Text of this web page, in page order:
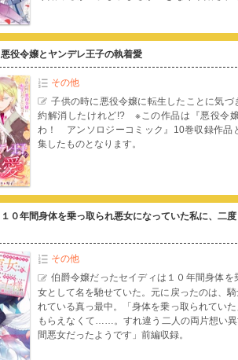
悪役令嬢とヤンデレ王子の執着愛
その他
子供の時に悪役令嬢に転生したことに気
約解消したけれど!? ※この作品は『悪役令
わ！ アンソロジーコミック』10巻収録作品
集したものとなります。
１０年間身体を乗っ取られ悪女になっていた私に、二
その他
伯爵令嬢だったセイディは１０年間身体
女として名を馳せていた。元に戻ったのは、
れている真っ最中。「身体を乗っ取られてい
もらえなくて……。すれ違う二人の両片想い
間悪女だったようです」前編収録。